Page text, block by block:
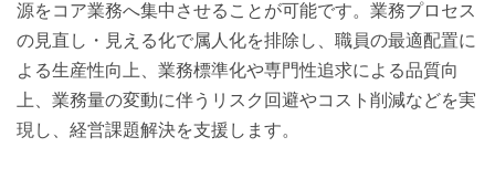
源をコア業務へ集中させることが可能です。業務プロセス
の見直し・見える化で属人化を排除し、職員の最適配置に
よる生産性向上、業務標準化や専門性追求による品質向
上、業務量の変動に伴うリスク回避やコスト削減などを実
現し、経営課題解決を支援します。